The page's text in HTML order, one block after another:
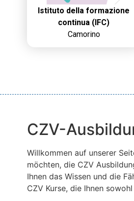
Istituto della formazione
continua (IFC)
Camorino
CZV-
Willkommen auf unserer
möchten, die CZV
Ihnen das Wissen und die
CZV Kurse, die Ihnen